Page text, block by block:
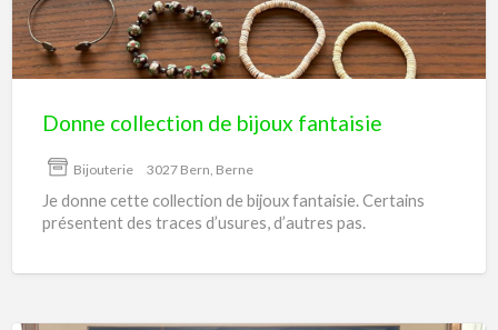
fantaisie
Donne collection de bijoux fantaisie
Bijouterie 3027 Bern, Berne
Je donne cette collection de bijoux fantaisie. Certains
présentent des traces d’usures, d’autres pas.